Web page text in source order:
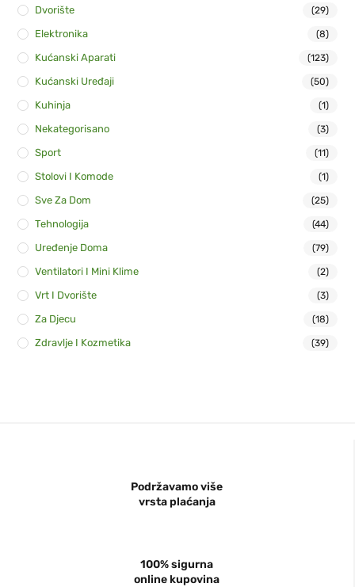
Dvorište (29)
Elektronika (8)
Kućanski Aparati (123)
Kućanski Uređaji (50)
Kuhinja (1)
Nekategorisano (3)
Sport (11)
Stolovi I Komode (1)
Sve Za Dom (25)
Tehnologija (44)
Uređenje Doma (79)
Ventilatori I Mini Klime (2)
Vrt I Dvorište (3)
Za Djecu (18)
Zdravlje I Kozmetika (39)
Podržavamo više
vrsta plaćanja
100% sigurna
online kupovina